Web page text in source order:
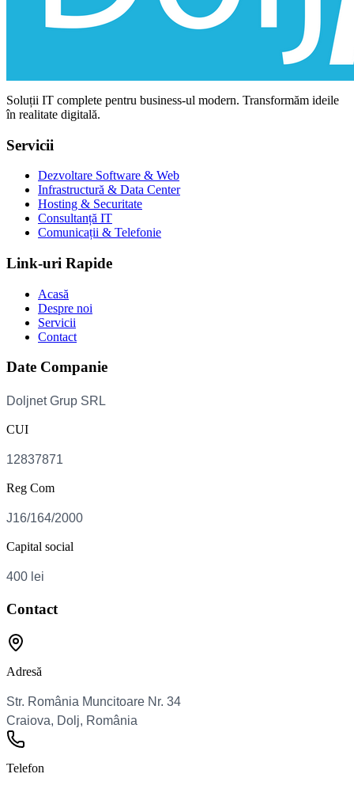
Soluții IT complete pentru business-ul modern. Transformăm ideile
în realitate digitală.
Servicii
Dezvoltare Software & Web
Infrastructură & Data Center
Hosting & Securitate
Consultanță IT
Comunicații & Telefonie
Link-uri Rapide
Acasă
Despre noi
Servicii
Contact
Date Companie
CUI
Reg Com
Capital social
Contact
Adresă
Telefon